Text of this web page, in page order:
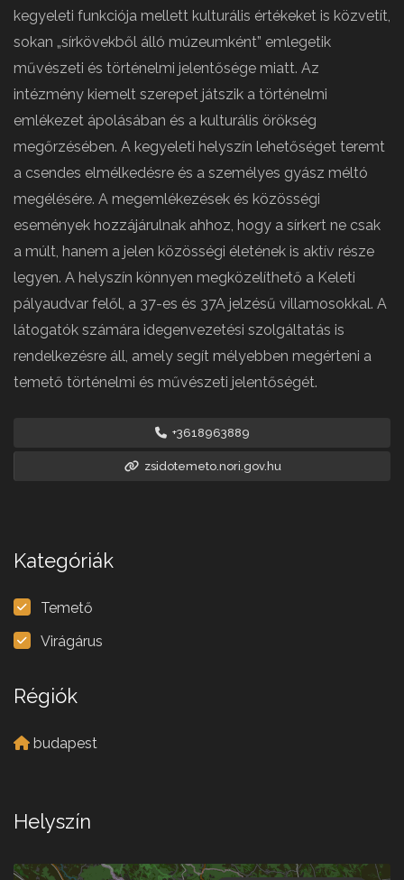
kegyeleti funkciója mellett kulturális értékeket is közvetít,
sokan „sírkövekből álló múzeumként” emlegetik
művészeti és történelmi jelentősége miatt. Az
intézmény kiemelt szerepet játszik a történelmi
emlékezet ápolásában és a kulturális örökség
megőrzésében. A kegyeleti helyszín lehetőséget teremt
a csendes elmélkedésre és a személyes gyász méltó
megélésére. A megemlékezések és közösségi
események hozzájárulnak ahhoz, hogy a sírkert ne csak
a múlt, hanem a jelen közösségi életének is aktív része
legyen. A helyszín könnyen megközelíthető a Keleti
pályaudvar felől, a 37-es és 37A jelzésű villamosokkal. A
látogatók számára idegenvezetési szolgáltatás is
rendelkezésre áll, amely segít mélyebben megérteni a
temető történelmi és művészeti jelentőségét.
+3618963889
zsidotemeto.nori.gov.hu
Kategóriák
Temető
Virágárus
Régiók
budapest
Helyszín